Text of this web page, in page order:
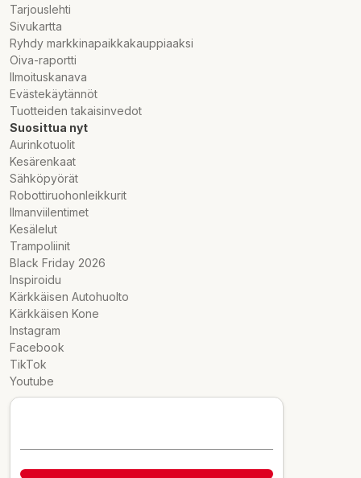
Tarjouslehti
Sivukartta
Ryhdy markkinapaikkakauppiaaksi
Oiva-raportti
Ilmoituskanava
Evästekäytännöt
Tuotteiden takaisinvedot
Suosittua nyt
Aurinkotuolit
Kesärenkaat
Sähköpyörät
Robottiruohonleikkurit
Ilmanviilentimet
Kesälelut
Trampoliinit
Black Friday 2026
Inspiroidu
Kärkkäisen Autohuolto
Kärkkäisen Kone
Instagram
Facebook
TikTok
Youtube